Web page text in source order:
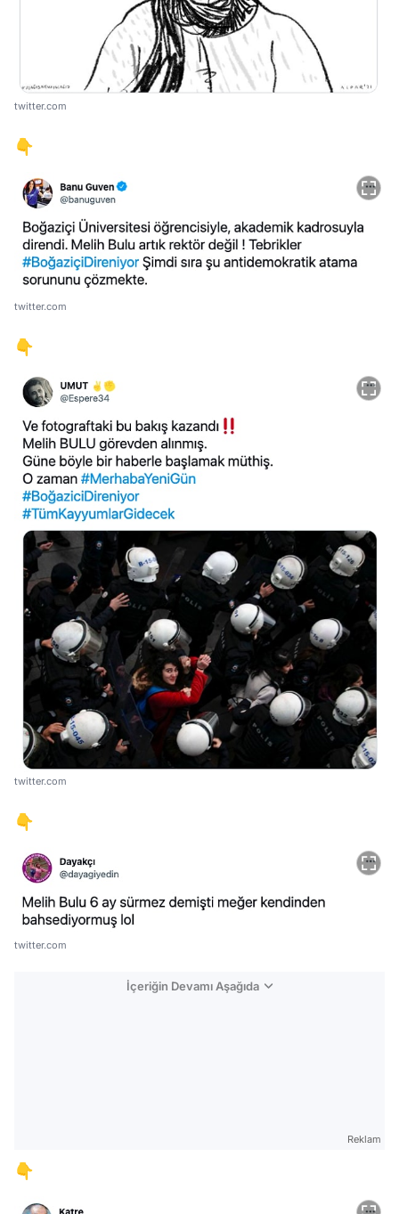
twitter.com
👇
twitter.com
👇
twitter.com
👇
twitter.com
İçeriğin Devamı Aşağıda
Reklam
👇